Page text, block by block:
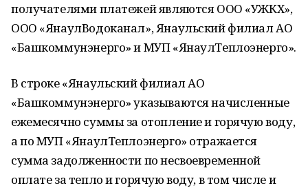
получателями платежей являются ООО «УЖКХ»,
ООО «ЯнаулВодоканал», Янаульский филиал АО
«Башкоммунэнерго» и МУП «ЯнаулТеплоэнерго».
В строке «Янаульский филиал АО
«Башкоммунэнерго» указываются начисленные
ежемесячно суммы за отопление и горячую воду,
а по МУП «ЯнаулТеплоэнерго» отражается
сумма задолженности по несвоевременной
оплате за тепло и горячую воду, в том числе и